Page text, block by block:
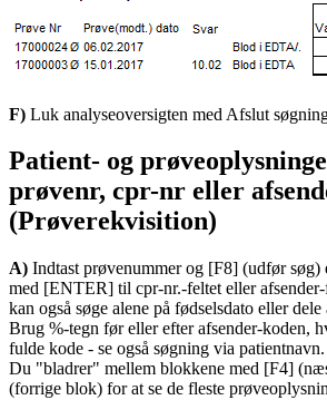
F) Luk analyseoversigten med Afslut
Patient- og
prøvenr, cpr-nr eller
(Prøverekvisition)
A) Indtast prøvenummer og [F8] (udfør søg)
med [ENTER] til cpr-nr.-feltet eller
kan også søge alene på fødselsdato eller
Brug %-tegn før eller efter afsender-koden,
fulde kode - se også søgning via patientnavn.
Du "bladrer" mellem blokkene med [F4]
(forrige blok) for at se de fleste